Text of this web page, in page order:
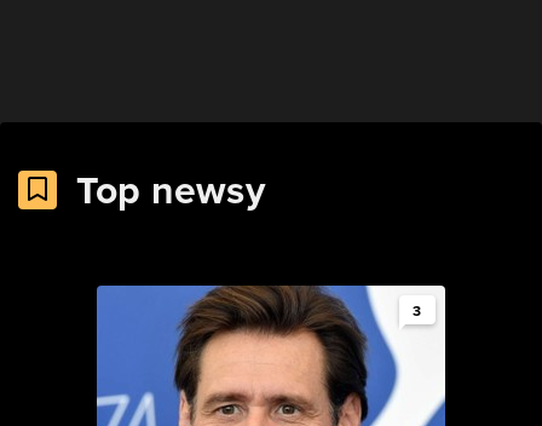
Top newsy
3